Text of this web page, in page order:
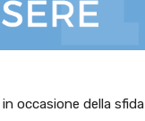
in occasione della sfida